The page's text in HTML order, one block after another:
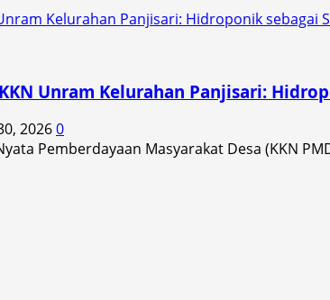
Kelurahan Panjisari: Hidroponik
Unram Kelurahan Panjisari:
20260
Pemberdayaan Masyarakat Desa (KKN